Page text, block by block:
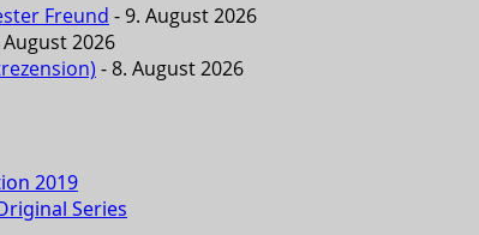
Freund - 9. August 2026
August 2026
- 8. August 2026
2019
Series